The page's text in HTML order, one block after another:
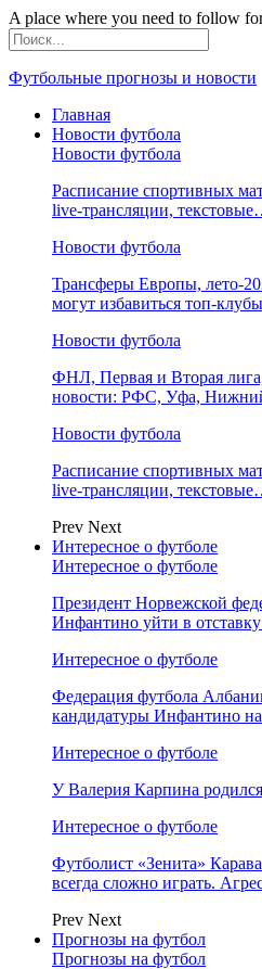
A place where you need to follow
Футбольные прогнозы и новости
Главная
Новости футбола
Новости футбола
Расписание спортивных
live-трансляции,
Новости футбола
Трансферы Европы, лето-
могут избавиться топ-
Новости футбола
ФНЛ, Первая и Вторая
новости: РФС, Уфа,
Новости футбола
Расписание спортивных
live-трансляции,
Prev Next
Интересное о футболе
Интересное о футболе
Президент Норвежской
Инфантино уйти в
Интересное о футболе
Федерация футбола
кандидатуры Инфантино
Интересное о футболе
У Валерия Карпина
Интересное о футболе
Футболист «Зенита»
всегда сложно играть.
Prev Next
Прогнозы на футбол
Прогнозы на футбол